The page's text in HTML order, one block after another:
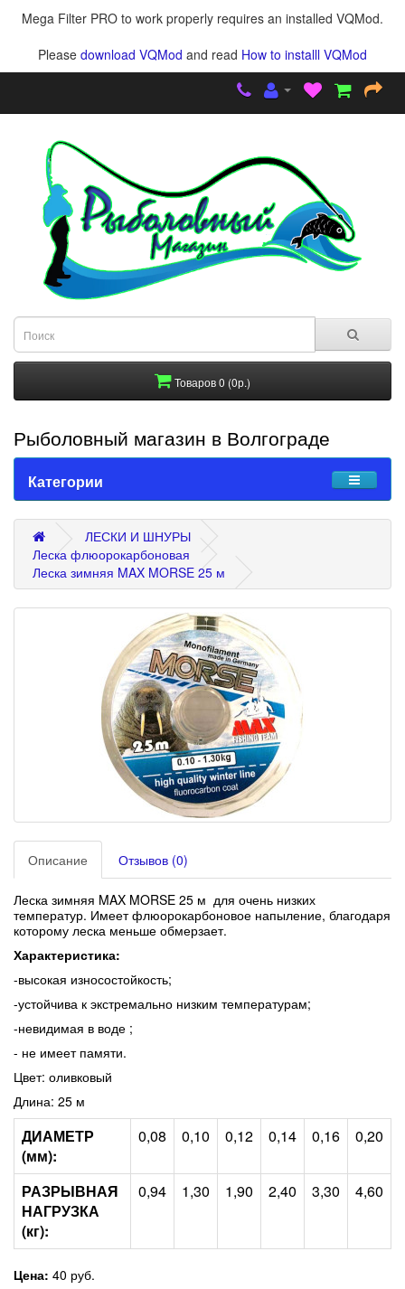
Mega Filter PRO to work properly requires an installed VQMod.
Please download VQMod and read How to installl VQMod
Товаров 0 (0р.)
Рыболовный магазин в Волгограде
Категории
ЛЕСКИ И ШНУРЫ
Леска флюорокарбоновая
Леска зимняя MAX MORSE 25 м
Описание Отзывов (0)
Леска зимняя MAX MORSE 25 м для очень низких
температур. Имеет флюорокарбоновое напыление, благодаря
которому леска меньше обмерзает.
Характеристика:
-высокая износостойкость;
-устойчива к экстремально низким температурам;
-невидимая в воде ;
- не имеет памяти.
Цвет: оливковый
Длина: 25 м
ДИАМЕТР
(мм):
0,08 0,10 0,12 0,14 0,16 0,20
РАЗРЫВНАЯ
НАГРУЗКА
(кг):
0,94 1,30 1,90 2,40 3,30 4,60
Цена: 40 руб.